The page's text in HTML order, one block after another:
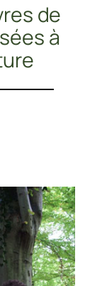
de
à